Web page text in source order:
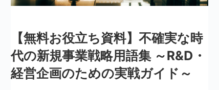
【無料お役立ち資料】不確実な時
代の新規事業戦略用語集 ～R&D・
経営企画のための実戦ガイド～